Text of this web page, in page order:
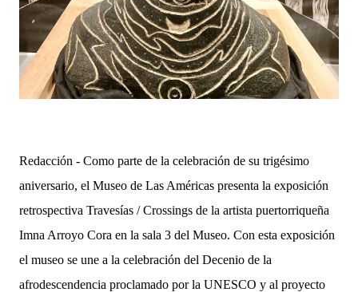
Redacción - Como parte de la celebración de su trigésimo
aniversario, el Museo de Las Américas presenta la exposición
retrospectiva Travesías / Crossings de la artista puertorriqueña
Imna Arroyo Cora en la sala 3 del Museo. Con esta exposición
el museo se une a la celebración del Decenio de la
afrodescendencia proclamado por la UNESCO y al proyecto